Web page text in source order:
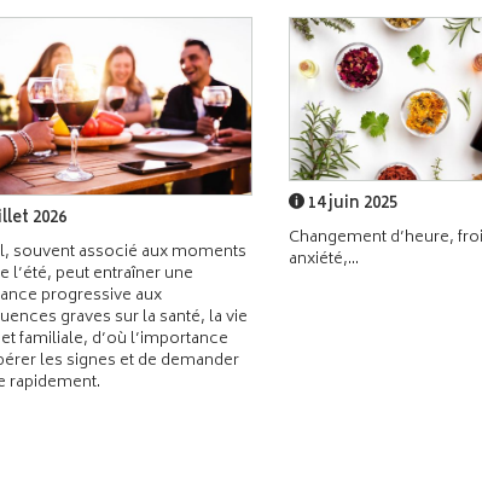
2026
souvent associé aux moments
l’été, peut entraîner une
progressive aux
graves sur la santé, la vie
familiale, d’où l’importance
les signes et de demander
rapidement.
14 juin 2025
Changement d’heure,
anxiété,...